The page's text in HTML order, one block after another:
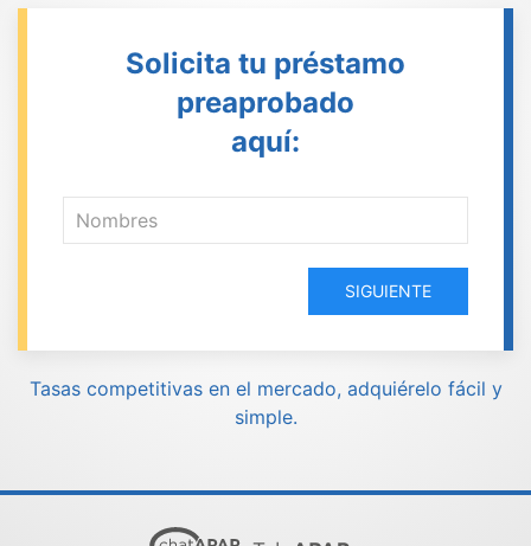
Solicita tu préstamo
preaprobado
aquí:
SIGUIENTE
Tasas competitivas en el mercado, adquiérelo fácil y
simple.